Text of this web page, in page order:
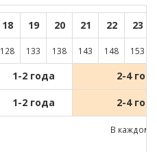
18 19 20 21 22 23
128 133 138 143 148 153
1-2 года 2-4
1-2 года 2-4
В каждом